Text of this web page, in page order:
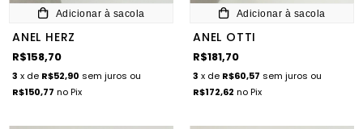
Adicionar à sacola
ANEL HERZ
R$158,70
3 x de R$52,90 sem juros ou
R$150,77 no Pix
Adicionar à sacola
ANEL OTTI
R$181,70
3 x de R$60,57 sem juros ou
R$172,62 no Pix